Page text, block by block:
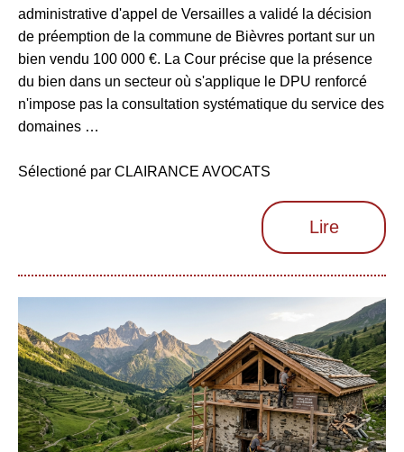
administrative d'appel de Versailles a validé la décision
de préemption de la commune de Bièvres portant sur un
bien vendu 100 000 €. La Cour précise que la présence
du bien dans un secteur où s'applique le DPU renforcé
n'impose pas la consultation systématique du service des
domaines …
Sélectioné par CLAIRANCE AVOCATS
Lire